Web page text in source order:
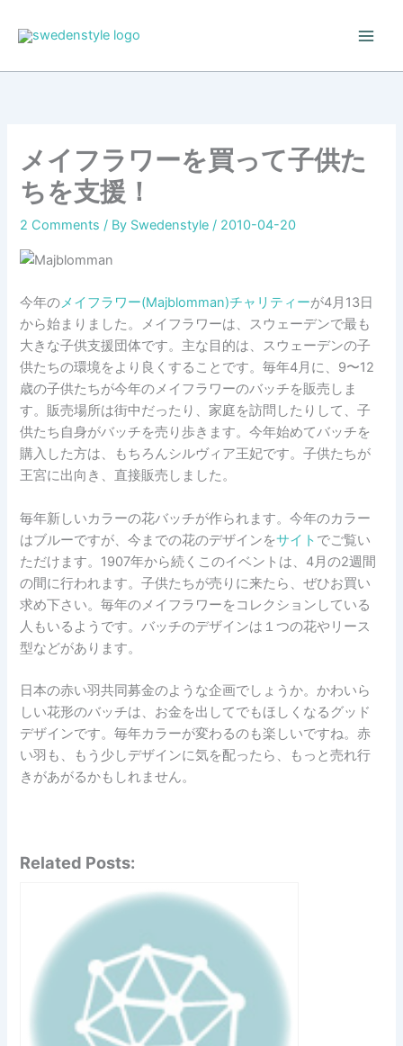
メイフラワーを買って子供た
ちを支援！
2 Comments / By Swedenstyle / 2010-04-20
今年のメイフラワー(Majblomman)チャリティーが4月13日
から始まりました。メイフラワーは、スウェーデンで最も
大きな子供支援団体です。主な目的は、スウェーデンの子
供たちの環境をより良くすることです。毎年4月に、9〜12
歳の子供たちが今年のメイフラワーのバッチを販売しま
す。販売場所は街中だったり、家庭を訪問したりして、子
供たち自身がバッチを売り歩きます。今年始めてバッチを
購入した方は、もちろんシルヴィア王妃です。子供たちが
王宮に出向き、直接販売しました。
毎年新しいカラーの花バッチが作られます。今年のカラー
はブルーですが、今までの花のデザインをサイト でご覧い
ただけます。1907年から続くこのイベントは、4月の2週間
の間に行われます。子供たちが売りに来たら、ぜひお買い
求め下さい。毎年のメイフラワーをコレクションしている
人もいるようです。バッチのデザインは１つの花やリース
型などがあります。
日本の赤い羽共同募金のような企画でしょうか。かわいら
しい花形のバッチは、お金を出してでもほしくなるグッド
デザインです。毎年カラーが変わるのも楽しいですね。赤
い羽も、もう少しデザインに気を配ったら、もっと売れ行
きがあがるかもしれません。
Related Posts: